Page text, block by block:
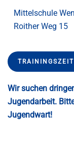
Mittelschule
Roither Weg 15
Wir suchen
Jugendarbeit.
Jugendwart!